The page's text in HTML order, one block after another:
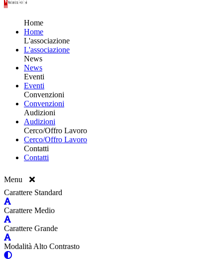
Home
Home
L'associazione
L'associazione
News
News
Eventi
Eventi
Convenzioni
Convenzioni
Audizioni
Audizioni
Cerco/Offro Lavoro
Cerco/Offro Lavoro
Contatti
Contatti
Menu
Carattere Standard
Carattere Medio
Carattere Grande
Modalità Alto Contrasto